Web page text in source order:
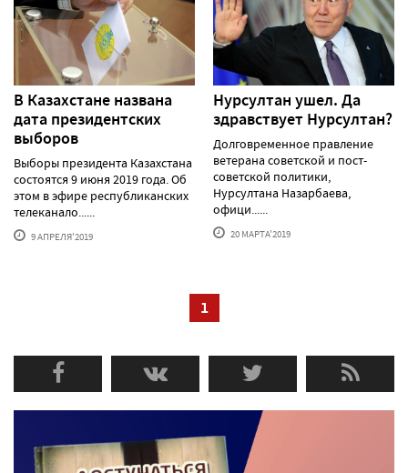
В Казахстане названа
дата президентских
выборов
Выборы президента Казахстана
состоятся 9 июня 2019 года. Об
этом в эфире республиканских
телеканало......
9 АПРЕЛЯ'2019
Нурсултан ушел. Да
здравствует Нурсултан?
Долговременное правление
ветерана советской и пост-
советской политики,
Нурсултана Назарбаева,
офици......
20 МАРТА'2019
1